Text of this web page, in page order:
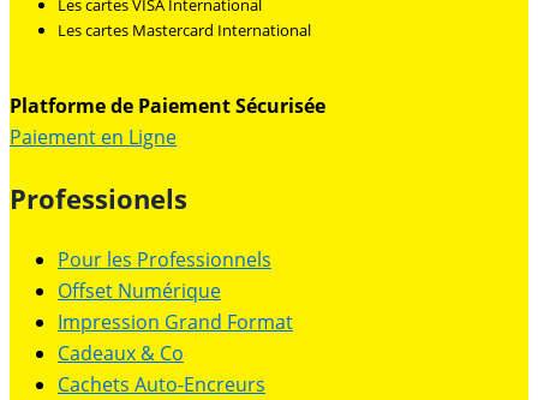
Les cartes VISA International
Les cartes Mastercard International
Platforme de Paiement Sécurisée
Paiement en Ligne
Professionels
Pour les Professionnels
Offset Numérique
Impression Grand Format
Cadeaux & Co
Cachets Auto-Encreurs